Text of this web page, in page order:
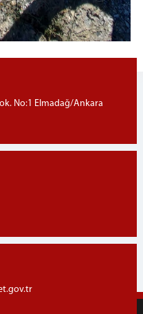
No:1 Elmadağ/Ankara